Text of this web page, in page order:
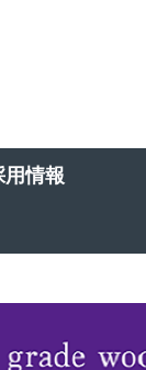
用情報